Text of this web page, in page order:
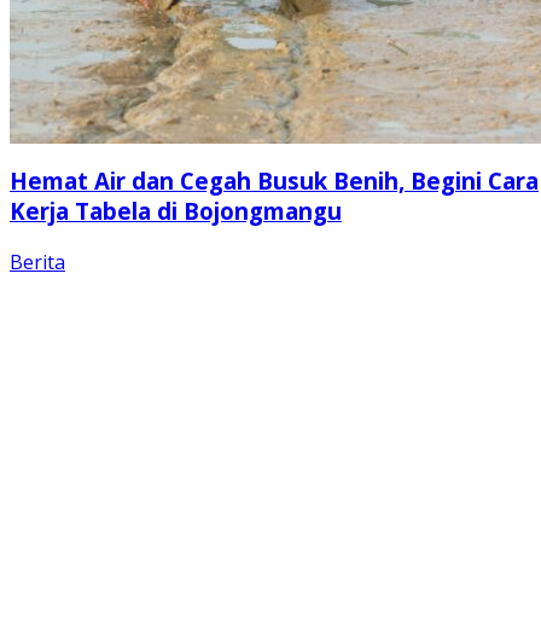
Hemat Air dan Cegah Busuk Benih, Begini Cara
Kerja Tabela di Bojongmangu
Berita